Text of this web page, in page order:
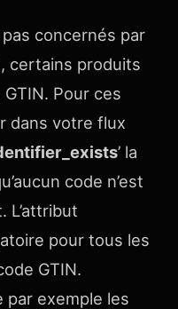
concernés par
certains produits
Pour ces
dans votre flux
’ la
code n’est
L’attribut
pour tous les
GTIN.
exemple les